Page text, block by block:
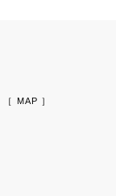
［ MAP ］